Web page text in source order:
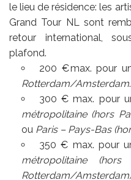
le lieu de résidence: les
Grand Tour NL sont
retour international,
plafond.
200 € max. pour
Rotterdam/Amsterdam.
300 € max. pour
métropolitaine (hors
ou Paris – Pays-Bas
350 € max. pour
métropolitaine
Rotterdam/Amsterdam)